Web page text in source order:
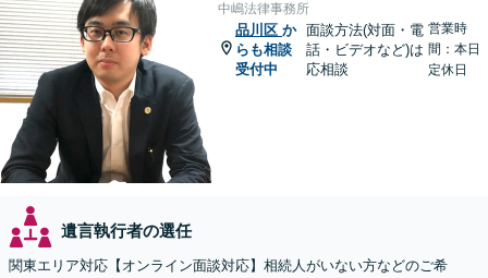
中嶋法律事務所
品川区 か
らも相談
受付中
面談方法(対面・電
話・ビデオなど)は
応相談
営業時
間：本日
定休日
遺言執行者の選任
関東エリア対応【オンライン面談対応】相続人がいない方などのご希